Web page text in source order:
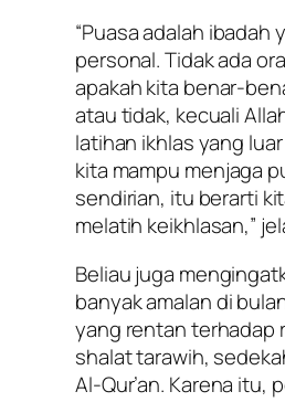
“Puasa adalah ibadah
personal. Tidak ada
apakah kita benar-
atau tidak, kecuali
latihan ikhlas yang
kita mampu menjaga
sendirian, itu berarti
melatih keikhlasan,”
Beliau juga
banyak amalan di
yang rentan terhadap
shalat tarawih,
Al-Qur’an. Karena itu,